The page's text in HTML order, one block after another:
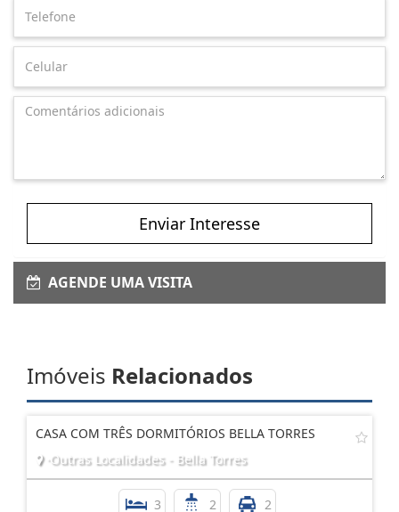
Enviar Interesse
AGENDE UMA VISITA
Imóveis Relacionados
CASA COM TRÊS DORMITÓRIOS BELLA TORRES
·Outras Localidades - Bella Torres
3 2 2